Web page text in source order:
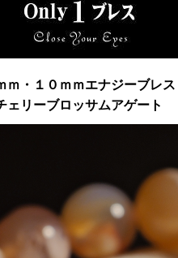
ｍ・１０ｍｍエナジーブレス
ェリーブロッサムアゲート